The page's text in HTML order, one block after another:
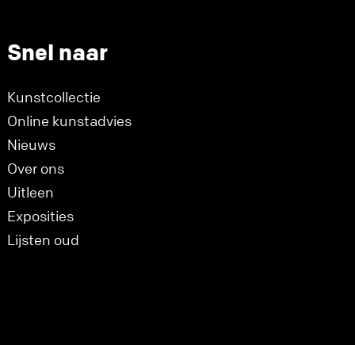
Snel naar
Kunstcollectie
Online kunstadvies
Nieuws
Over ons
Uitleen
Exposities
Lijsten oud